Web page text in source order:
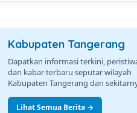
Kabupaten Tangerang
Dapatkan informasi terkini,
dan kabar terbaru seputar wilayah
Kabupaten Tangerang dan
Lihat Semua Berita →